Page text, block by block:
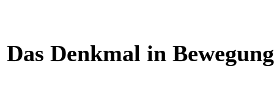
Das Denkmal in Bewegung